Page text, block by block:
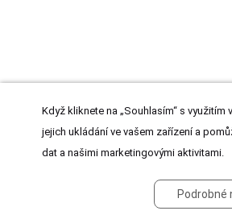
Když kliknete na „Souhlasím“ s
jejich ukládání ve vašem zařízení a
dat a našimi marketingovými aktivitami.
Podrobné